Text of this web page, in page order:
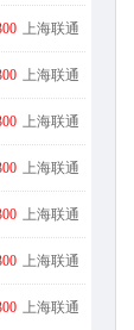
上海联通
上海联通
上海联通
上海联通
上海联通
上海联通
上海联通